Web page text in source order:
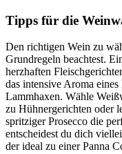
Tipps für die
Den richtigen Wein zu
Grundregeln beachtest.
herzhaften
das intensive Aroma
Lammhaxen. Wähle
zu Hühnergerichten oder
spritziger Prosecco die
entscheidest du dich
der ideal zu einer Panna